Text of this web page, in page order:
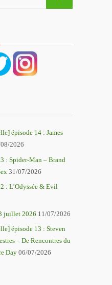
épisode 14 : James
2026
: Spider-Man – Brand
31/07/2026
: L’Odyssée & Evil
juillet 2026 11/07/2026
épisode 13 : Steven
– De Rencontres du
Day 06/07/2026